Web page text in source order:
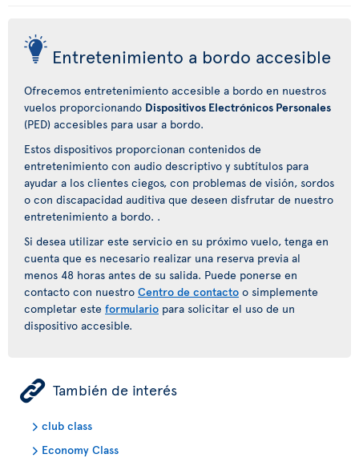
Entretenimiento a bordo accesible
Ofrecemos entretenimiento accesible a bordo en nuestros
vuelos proporcionando Dispositivos Electrónicos Personales
(PED) accesibles para usar a bordo.
Estos dispositivos proporcionan contenidos de
entretenimiento con audio descriptivo y subtítulos para
ayudar a los clientes ciegos, con problemas de visión, sordos
o con discapacidad auditiva que deseen disfrutar de nuestro
entretenimiento a bordo. .
Si desea utilizar este servicio en su próximo vuelo, tenga en
cuenta que es necesario realizar una reserva previa al
menos 48 horas antes de su salida. Puede ponerse en
contacto con nuestro Centro de contacto o simplemente
completar este formulario para solicitar el uso de un
dispositivo accesible.
ÿ También de interés
club class
Economy Class